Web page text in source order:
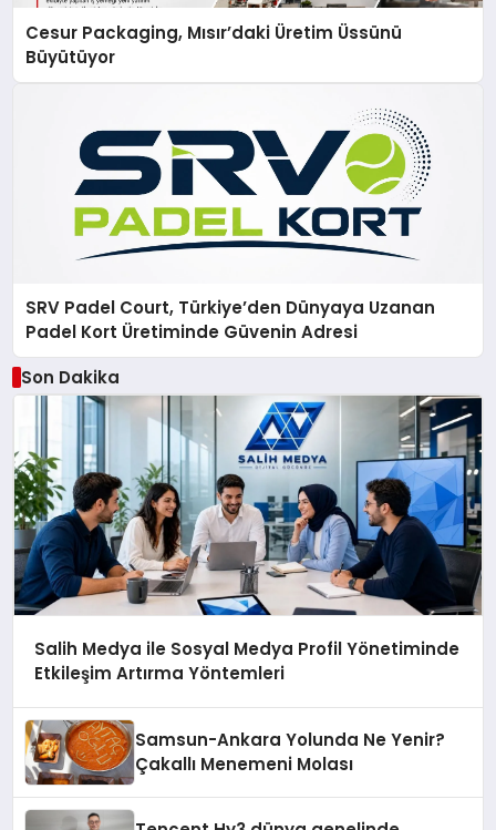
Cesur Packaging, Mısır’daki Üretim Üssünü
Büyütüyor
SRV Padel Court, Türkiye’den Dünyaya Uzanan
Padel Kort Üretiminde Güvenin Adresi
Son Dakika
Salih Medya ile Sosyal Medya Profil Yönetiminde
Etkileşim Artırma Yöntemleri
Samsun-Ankara Yolunda Ne Yenir?
Çakallı Menemeni Molası